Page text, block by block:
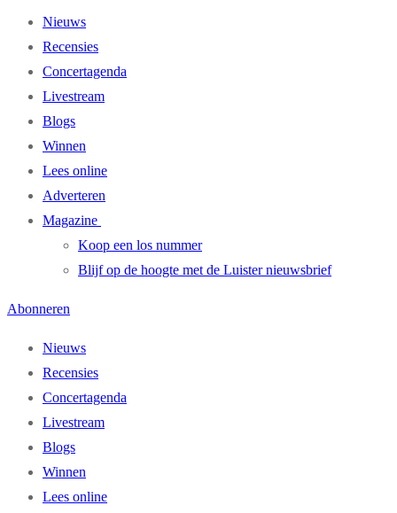
Nieuws
Recensies
Concertagenda
Livestream
Blogs
Winnen
Lees online
Adverteren
Magazine
Koop een los nummer
Blijf op de hoogte met de Luister nieuwsbrief
Abonneren
Nieuws
Recensies
Concertagenda
Livestream
Blogs
Winnen
Lees online